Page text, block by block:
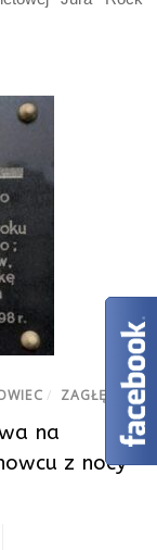
/ ZAGŁĘBIE
na
z nocy